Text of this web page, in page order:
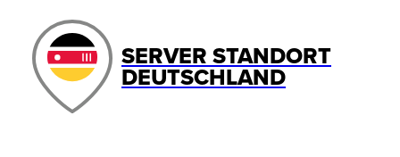
SERVER STANDORT
DEUTSCHLAND